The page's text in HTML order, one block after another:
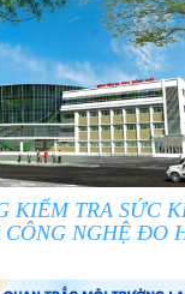
KIỂM TRA SỨC
NGHỆ ĐO